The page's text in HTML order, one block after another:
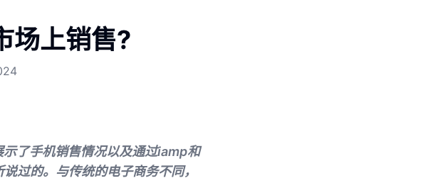
场上销售?
了手机销售情况以及通过iamp和
过的。与传统的电子商务不同，